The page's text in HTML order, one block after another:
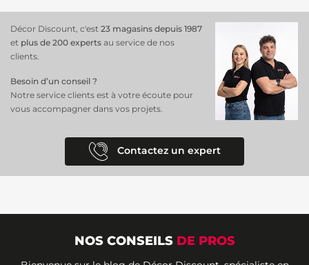
Décor Discount, c'est 23 magasins depuis 1987
et plus de 200 experts au service de nos
clients.
Besoin d’un conseil ?
Notre service clients est à votre écoute pour
vous accompagner dans vos projets.
Contactez un expert
NOS CONSEILS DE PROS